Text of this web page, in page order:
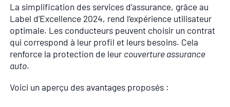
La simplification des services d’assurance, grâce au
Label d’Excellence 2024, rend l’expérience utilisateur
optimale. Les conducteurs peuvent choisir un contrat
qui correspond à leur profil et leurs besoins. Cela
renforce la protection de leur couverture assurance
auto.
Voici un aperçu des avantages proposés :